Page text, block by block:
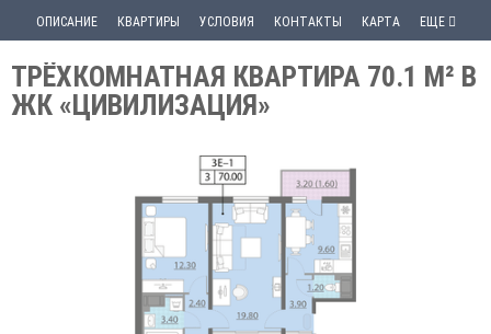
ОПИСАНИЕ КВАРТИРЫ УСЛОВИЯ КОНТАКТЫ КАРТА ЕЩЕ
ТРЁХКОМНАТНАЯ КВАРТИРА 70.1 М² В
ЖК «ЦИВИЛИЗАЦИЯ»